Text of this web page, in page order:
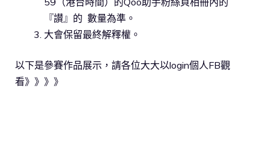
『讃』的 數量為準。
大會保留最終解釋權。
以下是參賽作品展示，請各位大大以login個人FB觀
看》》》》